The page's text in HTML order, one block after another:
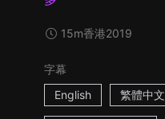
15m香港2019
字幕
English
繁體中文